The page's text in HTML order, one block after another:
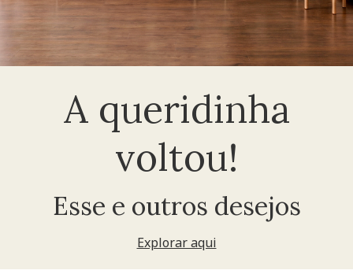
A queridinha
voltou!
Esse e outros desejos
Explorar aqui